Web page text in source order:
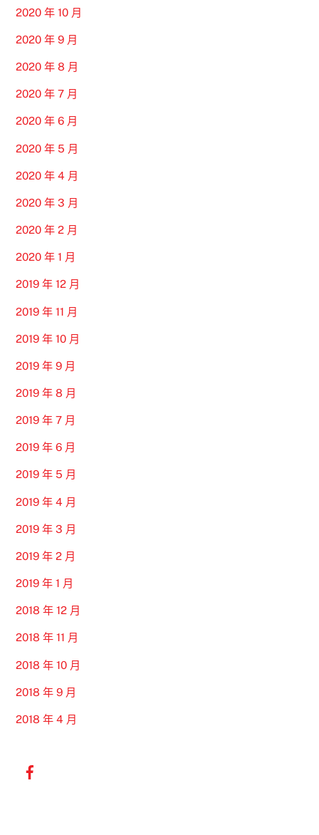
2020 年 10 月
2020 年 9 月
2020 年 8 月
2020 年 7 月
2020 年 6 月
2020 年 5 月
2020 年 4 月
2020 年 3 月
2020 年 2 月
2020 年 1 月
2019 年 12 月
2019 年 11 月
2019 年 10 月
2019 年 9 月
2019 年 8 月
2019 年 7 月
2019 年 6 月
2019 年 5 月
2019 年 4 月
2019 年 3 月
2019 年 2 月
2019 年 1 月
2018 年 12 月
2018 年 11 月
2018 年 10 月
2018 年 9 月
2018 年 4 月